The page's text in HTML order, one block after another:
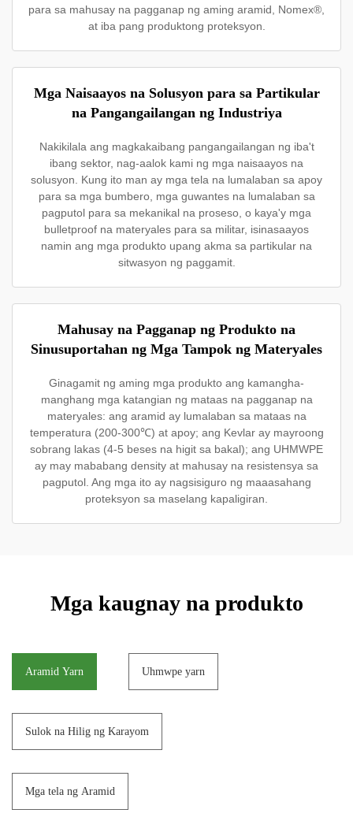
para sa mahusay na pagganap ng aming aramid, Nomex®,
at iba pang produktong proteksyon.
Mga Naisaayos na Solusyon para sa Partikular
na Pangangailangan ng Industriya
Nakikilala ang magkakaibang pangangailangan ng iba't
ibang sektor, nag-aalok kami ng mga naisaayos na
solusyon. Kung ito man ay mga tela na lumalaban sa apoy
para sa mga bumbero, mga guwantes na lumalaban sa
pagputol para sa mekanikal na proseso, o kaya'y mga
bulletproof na materyales para sa militar, isinasaayos
namin ang mga produkto upang akma sa partikular na
sitwasyon ng paggamit.
Mahusay na Pagganap ng Produkto na
Sinusuportahan ng Mga Tampok ng Materyales
Ginagamit ng aming mga produkto ang kamangha-
manghang mga katangian ng mataas na pagganap na
materyales: ang aramid ay lumalaban sa mataas na
temperatura (200-300℃) at apoy; ang Kevlar ay mayroong
sobrang lakas (4-5 beses na higit sa bakal); ang UHMWPE
ay may mababang density at mahusay na resistensya sa
pagputol. Ang mga ito ay nagsisiguro ng maaasahang
proteksyon sa maselang kapaligiran.
Mga kaugnay na produkto
Aramid Yarn Uhmwpe yarn
Sulok na Hilig ng Karayom
Mga tela ng Aramid